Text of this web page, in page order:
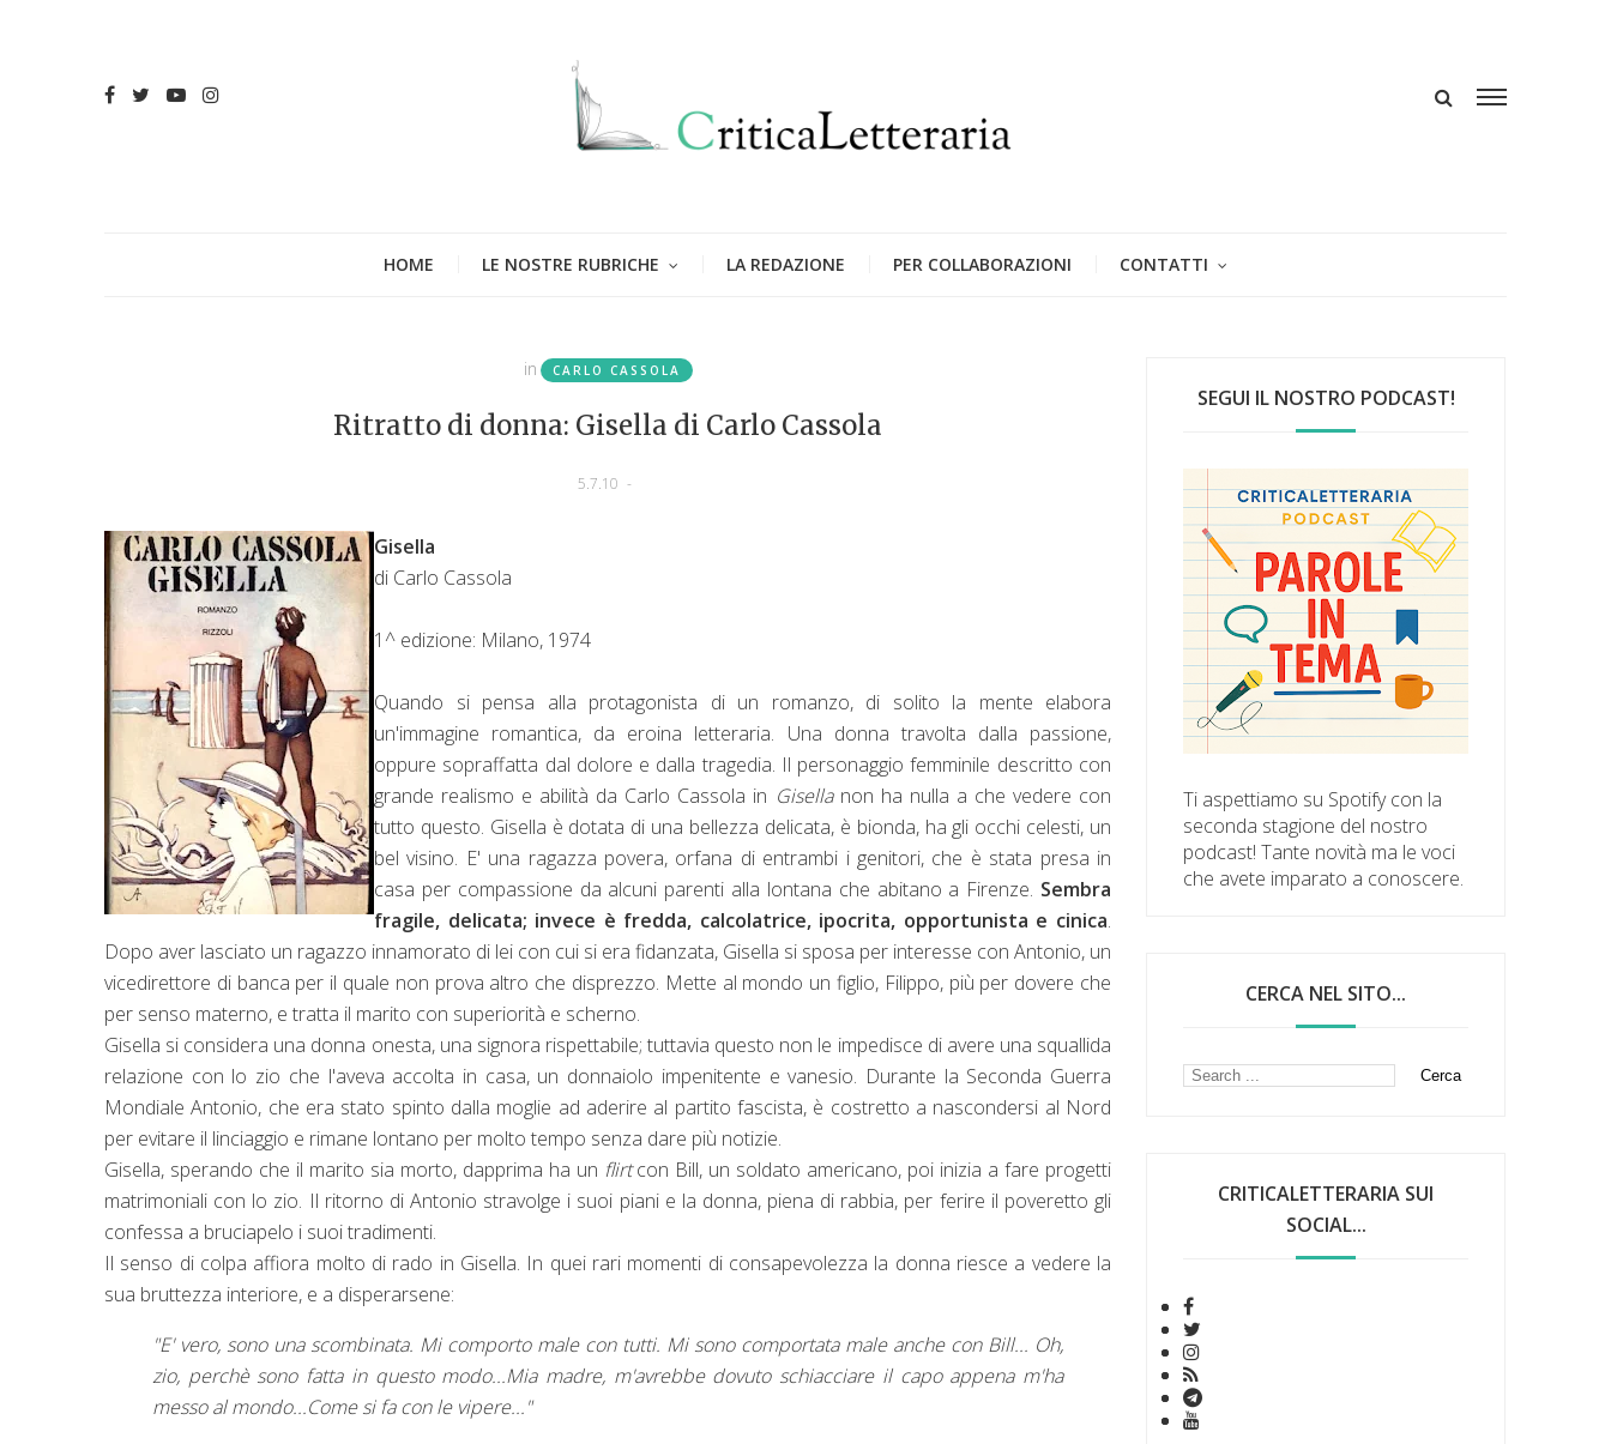
HOME LE NOSTRE RUBRICHE LA REDAZIONE PER COLLABORAZIONI CONTATTI
in CARLO CASSOLA
Ritratto di donna: Gisella di Carlo Cassola
5.7.10 -
Gisella
di Carlo Cassola
1^ edizione: Milano, 1974
Quando si pensa alla protagonista di un romanzo, di solito la mente elabora
un'immagine romantica, da eroina letteraria. Una donna travolta dalla passione,
oppure sopraffatta dal dolore e dalla tragedia. Il personaggio femminile descritto con
grande realismo e abilità da Carlo Cassola in Gisella non ha nulla a che vedere con
tutto questo. Gisella è dotata di una bellezza delicata, è bionda, ha gli occhi celesti, un
bel visino. E' una ragazza povera, orfana di entrambi i genitori, che è stata presa in
casa per compassione da alcuni parenti alla lontana che abitano a Firenze. Sembra
fragile, delicata; invece è fredda, calcolatrice, ipocrita, opportunista e cinica.
Dopo aver lasciato un ragazzo innamorato di lei con cui si era fidanzata, Gisella si sposa per interesse con Antonio, un
vicedirettore di banca per il quale non prova altro che disprezzo. Mette al mondo un figlio, Filippo, più per dovere che
per senso materno, e tratta il marito con superiorità e scherno.
Gisella si considera una donna onesta, una signora rispettabile; tuttavia questo non le impedisce di avere una squallida
relazione con lo zio che l'aveva accolta in casa, un donnaiolo impenitente e vanesio. Durante la Seconda Guerra
Mondiale Antonio, che era stato spinto dalla moglie ad aderire al partito fascista, è costretto a nascondersi al Nord
per evitare il linciaggio e rimane lontano per molto tempo senza dare più notizie.
Gisella, sperando che il marito sia morto, dapprima ha un flirtcon Bill, un soldato americano, poi inizia a fare progetti
matrimoniali con lo zio. Il ritorno di Antonio stravolge i suoi piani e la donna, piena di rabbia, per ferire il poveretto gli
confessa a bruciapelo i suoi tradimenti.
Il senso di colpa affiora molto di rado in Gisella. In quei rari momenti di consapevolezza la donna riesce a vedere la
sua bruttezza interiore, e a disperarsene:
"E' vero, sono una scombinata. Mi comporto male con tutti. Mi sono comportata male anche con Bill... Oh,
zio, perchè sono fatta in questo modo...Mia madre, m'avrebbe dovuto schiacciare il capo appena m'ha
messo al mondo...Come si fa con le vipere..."
SEGUI IL NOSTRO PODCAST!
Ti aspettiamo su Spotify con la
seconda stagione del nostro
podcast! Tante novità ma le voci
che avete imparato a conoscere.
CERCA NEL SITO...
CRITICALETTERARIA SUI
SOCIAL...